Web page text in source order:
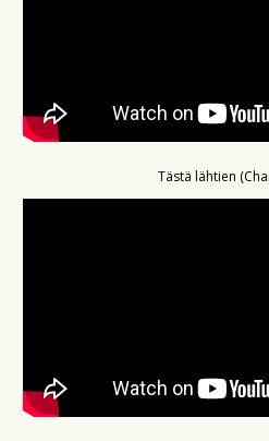
Tästä lähtien